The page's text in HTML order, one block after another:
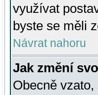
využívat
byste se měli
Návrat nahoru
Jak změní
Obecně